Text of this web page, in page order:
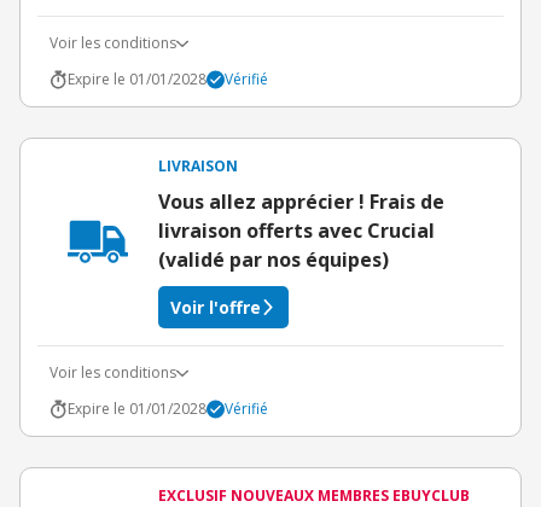
Voir les conditions
Expire le 01/01/2028
Vérifié
LIVRAISON
Vous allez apprécier ! Frais de
livraison offerts avec Crucial
(validé par nos équipes)
Voir l'offre
Voir les conditions
Expire le 01/01/2028
Vérifié
EXCLUSIF NOUVEAUX MEMBRES EBUYCLUB